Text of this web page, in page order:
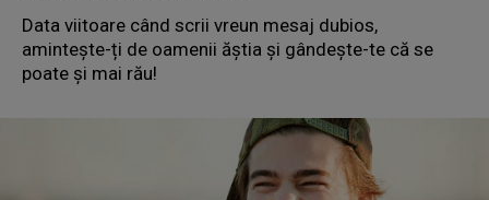
Data viitoare când scrii vreun mesaj dubios,
amintește-ți de oamenii ăștia și gândește-te că se
poate și mai rău!